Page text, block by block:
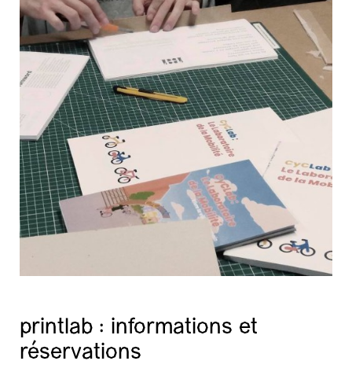
printlab : informations et
réservations